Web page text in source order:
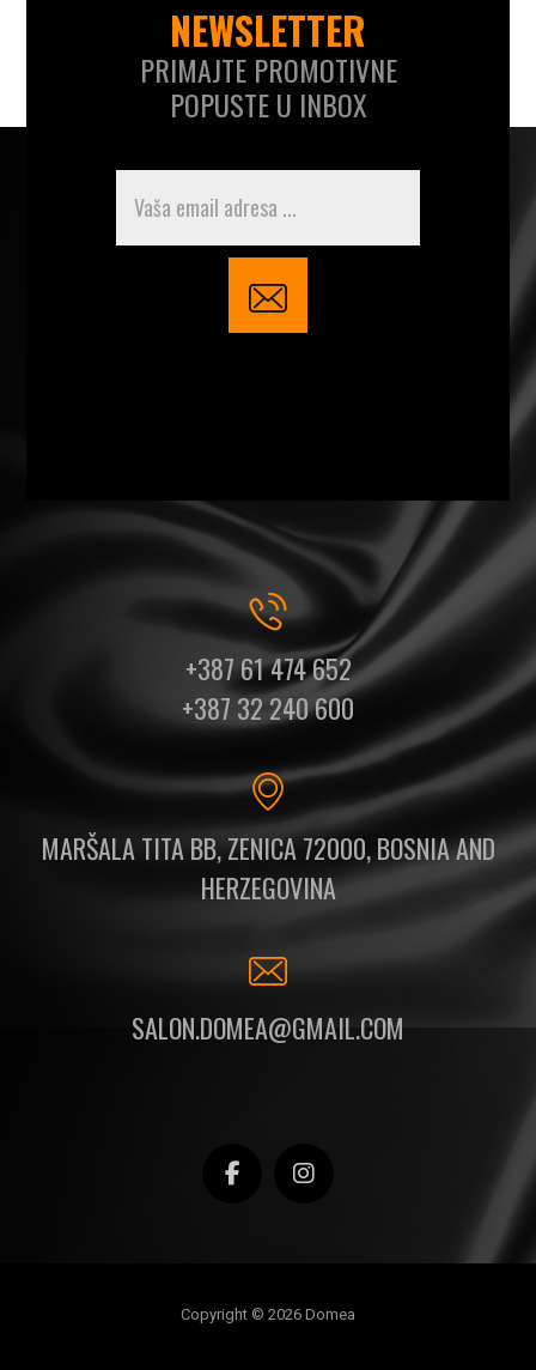
NEWSLETTER
PRIMAJTE PROMOTIVNE
POPUSTE U INBOX
+387 61 474 652
+387 32 240 600
MARŠALA TITA BB, ZENICA 72000, BOSNIA AND
HERZEGOVINA
SALON.DOMEA@GMAIL.COM
Copyright © 2026 Domea